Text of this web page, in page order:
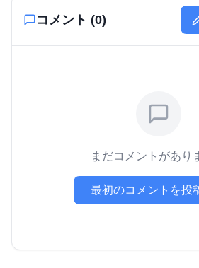
コメント (0)
まだコメントがあり
最初のコメントを投